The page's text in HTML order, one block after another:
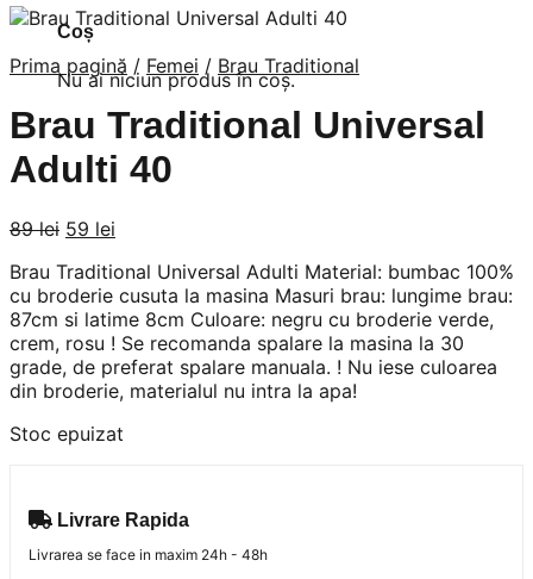
Coș
Nu ai niciun produs în coș.
Prima pagină / Femei / Brau Traditional
Brau Traditional Universal
Adulti 40
89lei Prețul
a
fost:
89 lei.
59 lei
este:
59 lei.
Brau Traditional Universal Adulti Material: bumbac 100%
cu broderie cusuta la masina Masuri brau: lungime brau:
87cm si latime 8cm Culoare: negru cu broderie verde,
crem, rosu ! Se recomanda spalare la masina la 30
grade, de preferat spalare manuala. ! Nu iese culoarea
din broderie, materialul nu intra la apa!
Stoc epuizat
Livrare Rapida
Livrarea se face in maxim 24h - 48h